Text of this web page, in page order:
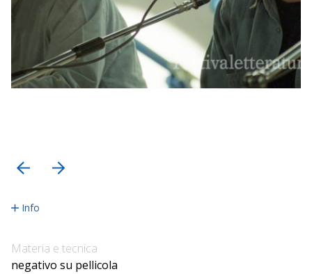
Info
Materia e tecnica
negativo su pellicola